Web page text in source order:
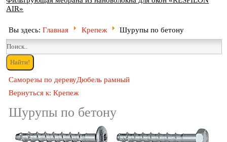
AIR»
Вы здесь:Главная Крепеж Шурупы по бетону
Саморезы по деревуДюбель рамный
Вернуться к: Крепеж
Шурупы по бетону